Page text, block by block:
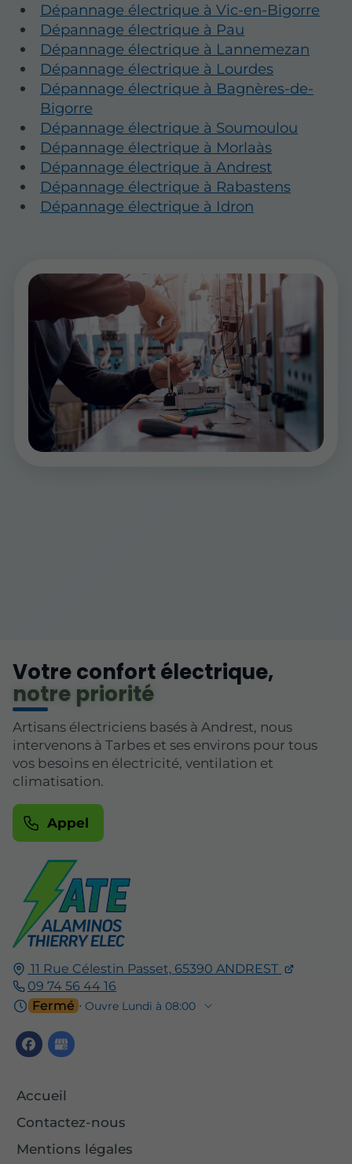
Dépannage électrique à Vic-en-Bigorre
Dépannage électrique à Pau
Dépannage électrique à Lannemezan
Dépannage électrique à Lourdes
Dépannage électrique à Bagnères-de-
Bigorre
Dépannage électrique à Soumoulou
Dépannage électrique à Morlaàs
Dépannage électrique à Andrest
Dépannage électrique à Rabastens
Dépannage électrique à Idron
11 Rue Célestin Passet, 65390 ANDREST
09 74 56 44 16
Fermé ⋅ Ouvre Lundi à 08:00
Accueil
Contactez-nous
Mentions légales
Votre confort électrique,
notre priorité
Artisans électriciens basés à Andrest, nous
intervenons à Tarbes et ses environs pour tous
vos besoins en électricité, ventilation et
climatisation.
Appel